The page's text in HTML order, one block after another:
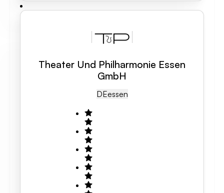
Theater Und Philharmonie Essen
GmbH
DEEssen